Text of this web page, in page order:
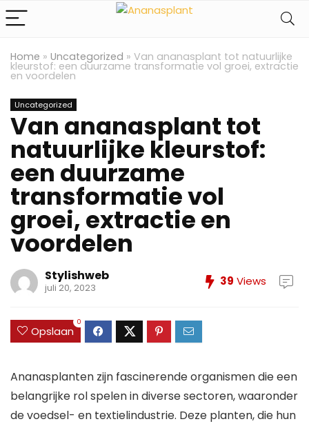
Home » Uncategorized » Van ananasplant tot natuurlijke
kleurstof: een duurzame transformatie vol groei, extractie
en voordelen
Uncategorized
Van ananasplant tot
natuurlijke kleurstof:
een duurzame
transformatie vol
groei, extractie en
voordelen
Stylishweb
juli 20, 2023 39 Views
Opslaan
0
Ananasplanten zijn fascinerende organismen die een
belangrijke rol spelen in diverse sectoren, waaronder
de voedsel- en textielindustrie. Deze planten, die hun